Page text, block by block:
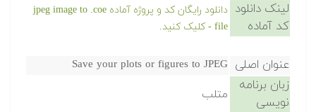
لینک دانلود
کد آماده
دانلود رایگان کد و پروژه آماده jpeg image to .coe
file - کلیک کنید.
عنوان اصلی Save your plots or figures to JPEG
زبان برنامه
نویسی
متلب